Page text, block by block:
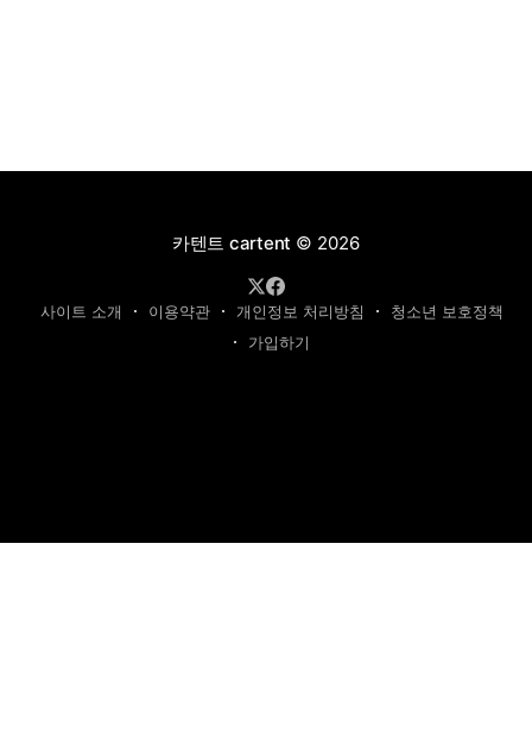
카텐트 cartent © 2026
사이트 소개 이용약관 개인정보 처리방침
청소년 보호정책
가입하기